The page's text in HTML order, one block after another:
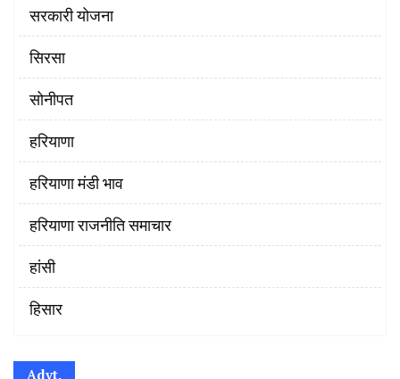
सरकारी योजना
सिरसा
सोनीपत
हरियाणा
हरियाणा मंडी भाव
हरियाणा राजनीति समाचार
हांसी
हिसार
Advt.